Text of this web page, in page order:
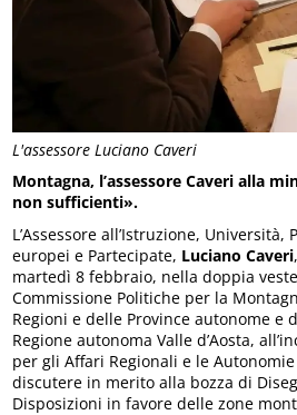
L'assessore Luciano Caveri
Montagna, l’assessore Caveri alla
non sufficienti».
L’Assessore all’Istruzione,
europei e Partecipate, Luciano Caveri
martedì 8 febbraio, nella doppia
Commissione Politiche per la
Regioni e delle Province autonome e
Regione autonoma Valle d’Aosta,
per gli Affari Regionali e le Autonomie
discutere in merito alla bozza di
Disposizioni in favore delle zone